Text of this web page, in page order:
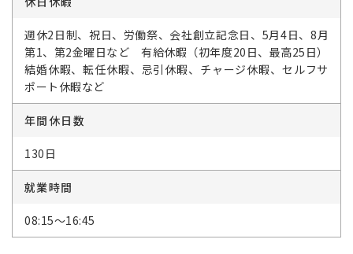
週休2日制、祝日、労働祭、会社創立記念日、5月4日、8月
第1、第2金曜日など 有給休暇（初年度20日、最高25日）
結婚休暇、転任休暇、忌引休暇、チャージ休暇、セルフサ
ポート休暇など
年間休日数
130日
就業時間
08:15～16:45